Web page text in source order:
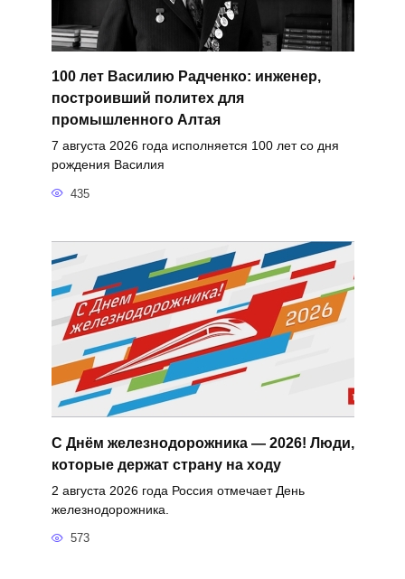
100 лет Василию Радченко: инженер,
построивший политех для
промышленного Алтая
7 августа 2026 года исполняется 100 лет со дня
рождения Василия
435
С Днём железнодорожника — 2026! Люди,
которые держат страну на ходу
2 августа 2026 года Россия отмечает День
железнодорожника.
573